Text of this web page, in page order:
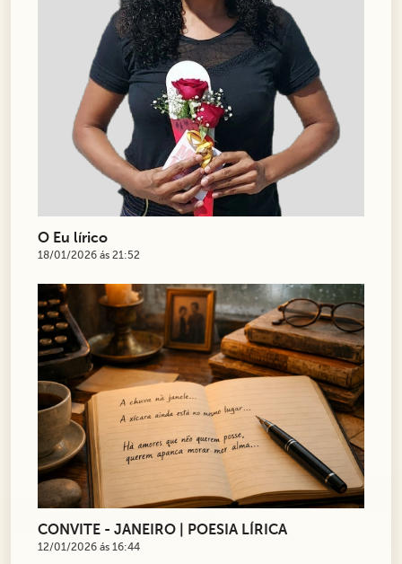
O Eu lírico
18/01/2026 ás 21:52
CONVITE - JANEIRO | POESIA LÍRICA
12/01/2026 ás 16:44